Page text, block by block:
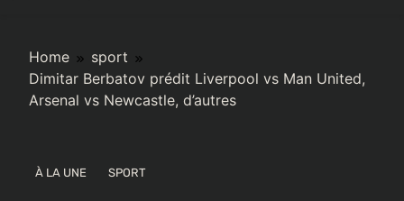
Home
sport
Dimitar Berbatov prédit Liverpool vs Man United,
Arsenal vs Newcastle, d’autres
À LA UNE SPORT